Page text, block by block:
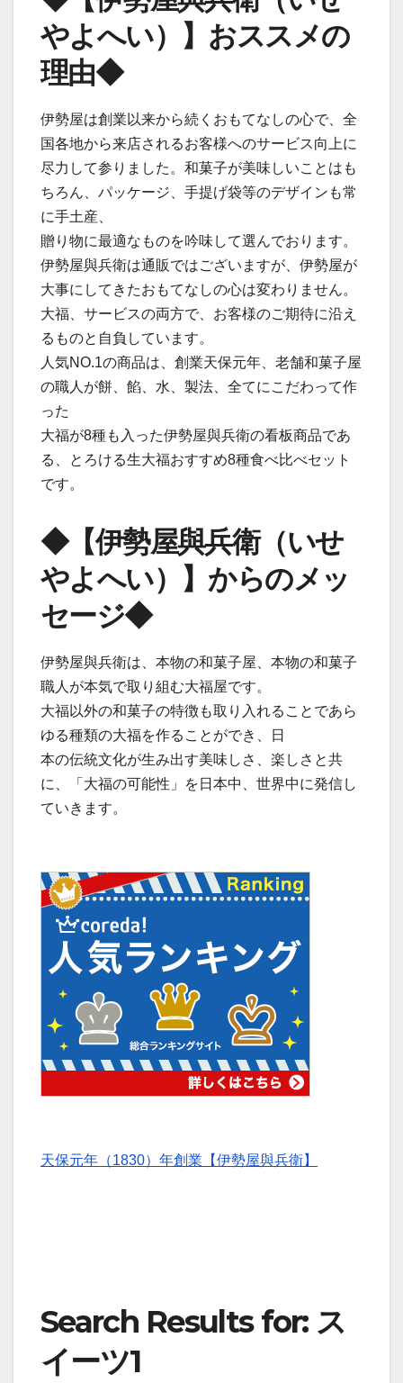
やよへい）】おススメの
理由◆
伊勢屋は創業以来から続くおもてなしの心で、全
国各地から来店されるお客様へのサービス向上に
尽力して参りました。和菓子が美味しいことはも
ちろん、パッケージ、手提げ袋等のデザインも常
に手土産、
贈り物に最適なものを吟味して選んでおります。
伊勢屋與兵衛は通販ではございますが、伊勢屋が
大事にしてきたおもてなしの心は変わりません。
大福、サービスの両方で、お客様のご期待に沿え
るものと自負しています。
人気NO.1の商品は、創業天保元年、老舗和菓子屋
の職人が餅、餡、水、製法、全てにこだわって作
った
大福が8種も入った伊勢屋與兵衛の看板商品であ
る、とろける生大福おすすめ8種食べ比べセット
です。
◆【伊勢屋與兵衛（いせ
やよへい）】からのメッ
セージ◆
伊勢屋與兵衛は、本物の和菓子屋、本物の和菓子
職人が本気で取り組む大福屋です。
大福以外の和菓子の特徴も取り入れることであら
ゆる種類の大福を作ることができ、日
本の伝統文化が生み出す美味しさ、楽しさと共
に、「大福の可能性」を日本中、世界中に発信し
ていきます。
天保元年（1830）年創業【伊勢屋與兵衛】
Search Results for: ス
イーツ1